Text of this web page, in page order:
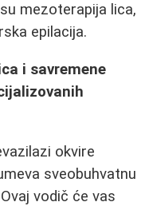
mezoterapija lica,
epilacija.
i savremene
okvire
sveobuhvatnu
vodič će vas